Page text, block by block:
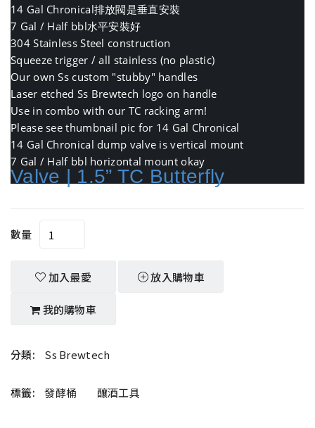
14 Gal Chronical排放閥是垂直安裝
7 Gal / Half bbl水平安裝好
304 Stainless Steel construction
Squeeze trigger / all stainless (no plastic)
Our own Ss custom "stubby" handles
Laser etched Ss Brewtech logo on handle
Use in combo with our TC racking arm!
Please see thumbnail pic for 14 Gal Chronical
14 Gal Chronical dump valve is vertical mount
7 Gal / Half bbl horizontal mount okay
Valve | 1.5” TC Butterfly
數量
加入最愛 放入購物車
我的購物車
分類: Ss Brewtech
標籤: 發酵桶 釀酒工具